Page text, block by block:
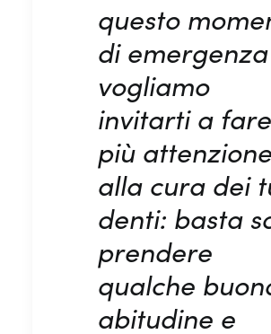
questo
di emergenza
vogliamo
invitarti a fare
più attenzione
alla cura dei
denti: basta
prendere
qualche
abitudine e